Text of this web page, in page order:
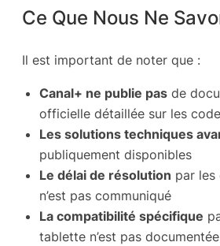
Ce Que Nous Ne
Il est important de noter que :
Canal+ ne publie pas de
officielle détaillée sur les
Les solutions techniques
publiquement disponibles
Le délai de résolution par les
n’est pas communiqué
La compatibilité spécifique
tablette n’est pas documentée